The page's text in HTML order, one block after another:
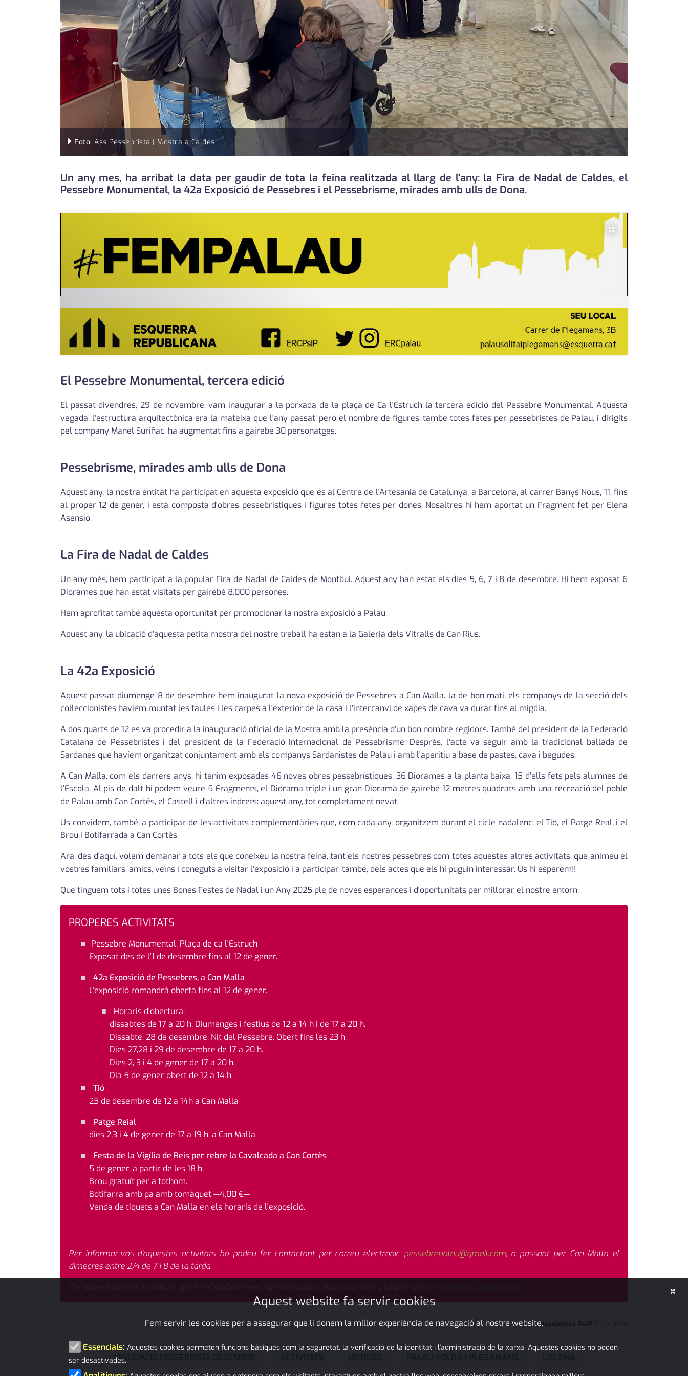
Foto: Ass Pessebrista | Mostra a Caldes
Un any mes, ha arribat la data per gaudir de tota la feina realitzada al llarg de l'any: la Fira de Nadal de Caldes, el
Pessebre Monumental, la 42a Exposició de Pessebres i el Pessebrisme, mirades amb ulls de Dona.
×
El Pessebre Monumental, tercera edició
El passat divendres, 29 de novembre, vam inaugurar a la porxada de la plaça de Ca l'Estruch la tercera edició del Pessebre Monumental. Aquesta
vegada, l'estructura arquitectònica era la mateixa que l'any passat, però el nombre de figures, també totes fetes per pessebristes de Palau, i dirigits
pel company Manel Suriñac, ha augmentat fins a gairebé 30 personatges.
Pessebrisme, mirades amb ulls de Dona
Aquest any, la nostra entitat ha participat en aquesta exposició que és al Centre de l'Artesania de Catalunya, a Barcelona, al carrer Banys Nous, 11, fins
al proper 12 de gener, i està composta d'obres pessebrístiques i figures totes fetes per dones. Nosaltres hi hem aportat un Fragment fet per Elena
Asensio.
La Fira de Nadal de Caldes
Un any més, hem participat a la popular Fira de Nadal de Caldes de Montbui. Aquest any han estat els dies 5, 6, 7 i 8 de desembre. Hi hem exposat 6
Diorames que han estat visitats per gairebé 8.000 persones.
Hem aprofitat també aquesta oportunitat per promocionar la nostra exposició a Palau.
Aquest any, la ubicació d'aquesta petita mostra del nostre treball ha estan a la Galeria dels Vitralls de Can Rius.
La 42a Exposició
Aquest passat diumenge 8 de desembre hem inaugurat la nova exposició de Pessebres a Can Malla. Ja de bon matí, els companys de la secció dels
col·leccionistes havíem muntat les taules i les carpes a l'exterior de la casa i l'intercanvi de xapes de cava va durar fins al migdia.
A dos quarts de 12 es va procedir a la inauguració oficial de la Mostra amb la presència d'un bon nombre regidors. També del president de la Federació
Catalana de Pessebristes i del president de la Federació Internacional de Pessebrisme. Després, l'acte va seguir amb la tradicional ballada de
Sardanes que havíem organitzat conjuntament amb els companys Sardanistes de Palau i amb l'aperitiu a base de pastes, cava i begudes.
A Can Malla, com els darrers anys, hi tenim exposades 46 noves obres pessebrístiques: 36 Diorames a la planta baixa, 15 d'ells fets pels alumnes de
l'Escola. Al pis de dalt hi podem veure 5 Fragments, el Diorama triple i un gran Diorama de gairebé 12 metres quadrats amb una recreació del poble
de Palau amb Can Cortés, el Castell i d'altres indrets: aquest any, tot completament nevat.
Us convidem, també, a participar de les activitats complementàries que, com cada any, organitzem durant el cicle nadalenc: el Tió, el Patge Real, i el
Brou i Botifarrada a Can Cortès.
Ara, des d'aquí, volem demanar a tots els que coneixeu la nostra feina, tant els nostres pessebres com totes aquestes altres activitats, que animeu el
vostres familiars, amics, veïns i coneguts a visitar l'exposició i a participar, també, dels actes que els hi puguin interessar. Us hi esperem!!
Que tinguem tots i totes unes Bones Festes de Nadal i un Any 2025 ple de noves esperances i d'oportunitats per millorar el nostre entorn.
PROPERES ACTIVITATS
Pessebre Monumental, Plaça de ca l'Estruch
Exposat des de l'1 de desembre fins al 12 de gener.
42a Exposició de Pessebres, a Can Malla
L'exposició romandrà oberta fins al 12 de gener.
Horaris d'obertura:
dissabtes de 17 a 20 h. Diumenges i festius de 12 a 14 h i de 17 a 20 h.
Dissabte, 28 de desembre: Nit del Pessebre. Obert fins les 23 h.
Dies 27,28 i 29 de desembre de 17 a 20 h.
Dies 2, 3 i 4 de gener de 17 a 20 h.
Dia 5 de gener obert de 12 a 14 h.
Tió
25 de desembre de 12 a 14h a Can Malla
Patge Reial
dies 2,3 i 4 de gener de 17 a 19 h. a Can Malla
Festa de la Vigília de Reis per rebre la Cavalcada a Can Cortès
5 de gener, a partir de les 18 h.
Brou gratuït per a tothom.
Botifarra amb pa amb tomàquet —4,00 €—
Venda de tiquets a Can Malla en els horaris de l'exposició.
Per informar-vos d'aquestes activitats ho podeu fer contactant per correu electrònic pessebrepalau@gmail.com, o passant per Can Malla el
dimecres entre 2/4 de 7 i 8 de la tarda.
Per saber totes les activitats que fem habitualment, també poden entrar a la nostra pàgina web:
Ass Pessebrista PsiP
ASSOCIACIÓ PESSEBRISTA DESEMBRE ACTIVITATS NOTÍCIES PALAU-SOLITÀ I PLEGAMANS L'ALZINA
×
Aquest website fa servir cookies
Fem servir les cookies per a assegurar que li donem la millor experiència de navegació al nostre website.
Essencials: Aquestes cookies permeten funcions bàsiques com la seguretat, la verificació de la identitat i l'administració de la xarxa. Aquestes cookies no poden
ser desactivades.